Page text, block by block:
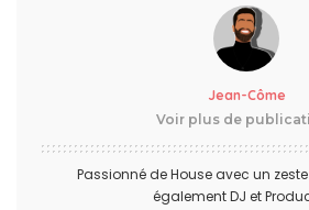
Jean-Côme
Voir plus de
Passionné de House avec un
également DJ et